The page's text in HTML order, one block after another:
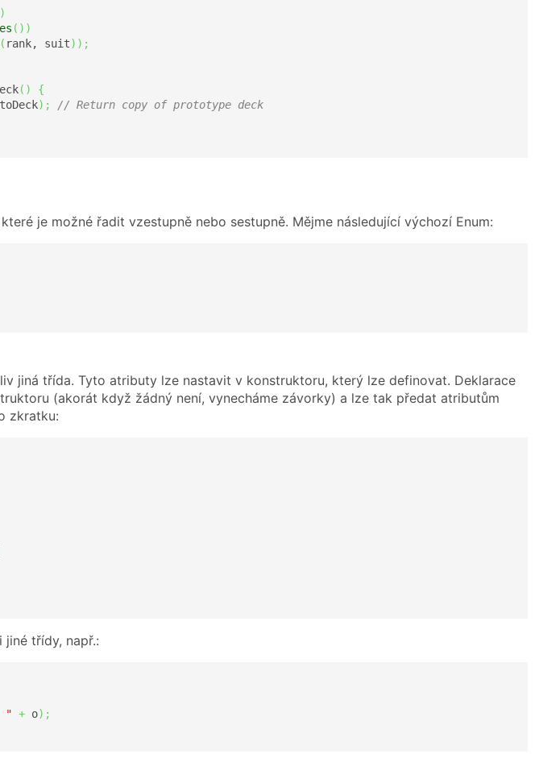
)
( ) )
( rank, suit) ) ;
( )
{
) ;
// Return copy of prototype deck
je možné řadit vzestupně nebo sestupně. Mějme následující výchozí Enum:
jiná třída. Tyto atributy lze nastavit v konstruktoru, který lze definovat. Deklarace
(akorát když žádný není, vynecháme závorky) a lze tak předat atributům
zkratku:
třídy, např.:
" + o) ;